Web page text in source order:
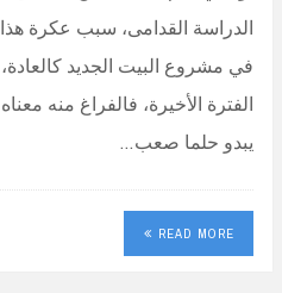
الدراسة القدامى، سبب عكرة
في مشروع البيت الجديد
الفترة الأخيرة، فالفراغ منه
يبدو حلما صعب…
READ MORE